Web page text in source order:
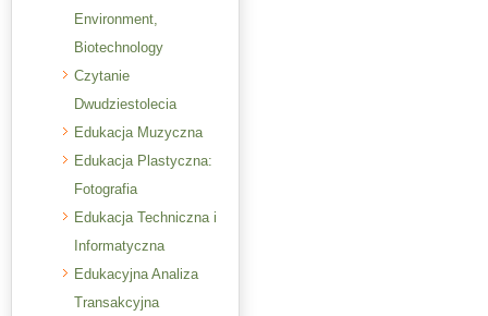
Environment,
Biotechnology
Czytanie
Dwudziestolecia
Edukacja Muzyczna
Edukacja Plastyczna:
Fotografia
Edukacja Techniczna i
Informatyczna
Edukacyjna Analiza
Transakcyjna